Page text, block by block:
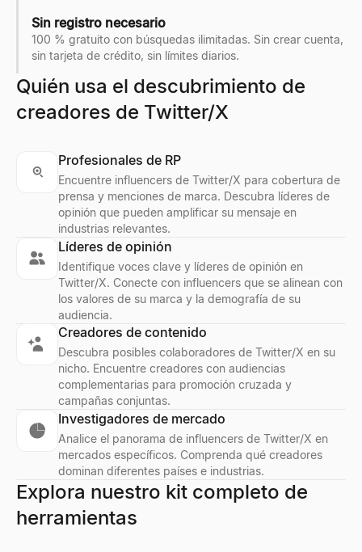
Sin registro necesario
100 % gratuito con búsquedas ilimitadas. Sin crear cuenta,
sin tarjeta de crédito, sin límites diarios.
Quién usa el descubrimiento de
creadores de Twitter/X
Profesionales de RP
Encuentre influencers de Twitter/X para cobertura de
prensa y menciones de marca. Descubra líderes de
opinión que pueden amplificar su mensaje en
industrias relevantes.
Líderes de opinión
Identifique voces clave y líderes de opinión en
Twitter/X. Conecte con influencers que se alinean con
los valores de su marca y la demografía de su
audiencia.
Creadores de contenido
Descubra posibles colaboradores de Twitter/X en su
nicho. Encuentre creadores con audiencias
complementarias para promoción cruzada y
campañas conjuntas.
Investigadores de mercado
Analice el panorama de influencers de Twitter/X en
mercados específicos. Comprenda qué creadores
dominan diferentes países e industrias.
Explora nuestro kit completo de
herramientas